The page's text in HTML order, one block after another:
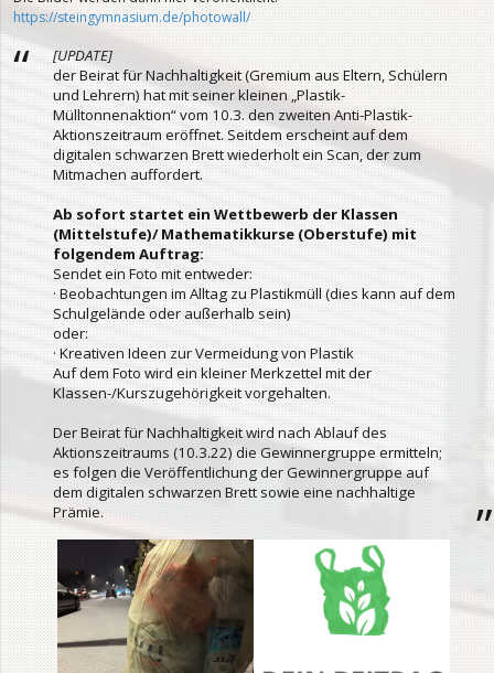
https://steingymnasium.de/photowall/
[UPDATE]
der Beirat für Nachhaltigkeit (Gremium aus Eltern, Schülern
und Lehrern) hat mit seiner kleinen „Plastik-
Mülltonnenaktion“ vom 10.3. den zweiten Anti-Plastik-
Aktionszeitraum eröffnet. Seitdem erscheint auf dem
digitalen schwarzen Brett wiederholt ein Scan, der zum
Mitmachen auffordert.
Ab sofort startet ein Wettbewerb der Klassen
(Mittelstufe)/ Mathematikkurse (Oberstufe) mit
folgendem Auftrag:
Sendet ein Foto mit entweder:
· Beobachtungen im Alltag zu Plastikmüll (dies kann auf dem
Schulgelände oder außerhalb sein)
oder:
· Kreativen Ideen zur Vermeidung von Plastik
Auf dem Foto wird ein kleiner Merkzettel mit der
Klassen-/Kurszugehörigkeit vorgehalten.
Der Beirat für Nachhaltigkeit wird nach Ablauf des
Aktionszeitraums (10.3.22) die Gewinnergruppe ermitteln;
es folgen die Veröffentlichung der Gewinnergruppe auf
dem digitalen schwarzen Brett sowie eine nachhaltige
Prämie.